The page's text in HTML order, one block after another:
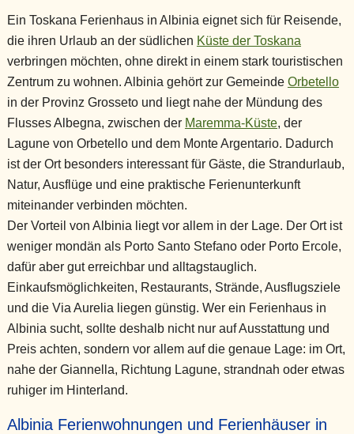
Ein Toskana Ferienhaus in Albinia eignet sich für Reisende,
die ihren Urlaub an der südlichen Küste der Toskana
verbringen möchten, ohne direkt in einem stark touristischen
Zentrum zu wohnen. Albinia gehört zur Gemeinde Orbetello
in der Provinz Grosseto und liegt nahe der Mündung des
Flusses Albegna, zwischen der Maremma-Küste, der
Lagune von Orbetello und dem Monte Argentario. Dadurch
ist der Ort besonders interessant für Gäste, die Strandurlaub,
Natur, Ausflüge und eine praktische Ferienunterkunft
miteinander verbinden möchten.
Der Vorteil von Albinia liegt vor allem in der Lage. Der Ort ist
weniger mondän als Porto Santo Stefano oder Porto Ercole,
dafür aber gut erreichbar und alltagstauglich.
Einkaufsmöglichkeiten, Restaurants, Strände, Ausflugsziele
und die Via Aurelia liegen günstig. Wer ein Ferienhaus in
Albinia sucht, sollte deshalb nicht nur auf Ausstattung und
Preis achten, sondern vor allem auf die genaue Lage: im Ort,
nahe der Giannella, Richtung Lagune, strandnah oder etwas
ruhiger im Hinterland.
Albinia Ferienwohnungen und Ferienhäuser in